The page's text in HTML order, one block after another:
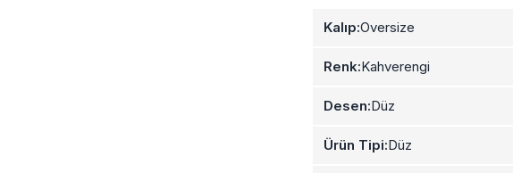
Kalıp:Oversize
Renk:Kahverengi
Desen:Düz
Ürün Tipi:Düz